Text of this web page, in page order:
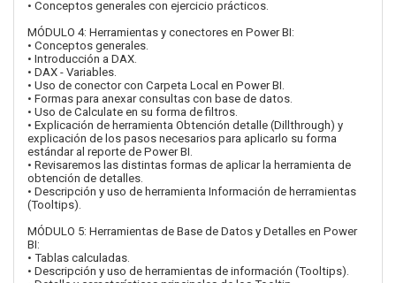
• Conceptos generales con ejercicio prácticos.
MÓDULO 4: Herramientas y conectores en Power BI:
• Conceptos generales.
• Introducción a DAX.
• DAX - Variables.
• Uso de conector con Carpeta Local en Power BI.
• Formas para anexar consultas con base de datos.
• Uso de Calculate en su forma de filtros.
• Explicación de herramienta Obtención detalle (Dillthrough) y
explicación de los pasos necesarios para aplicarlo su forma
estándar al reporte de Power BI.
• Revisaremos las distintas formas de aplicar la herramienta de
obtención de detalles.
• Descripción y uso de herramienta Información de herramientas
(Tooltips).
MÓDULO 5: Herramientas de Base de Datos y Detalles en Power
BI:
• Tablas calculadas.
• Descripción y uso de herramientas de información (Tooltips).